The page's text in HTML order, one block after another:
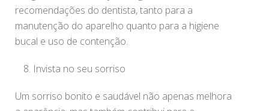
recomendações do dentista, tanto para a
manutenção do aparelho quanto para a higiene
bucal e uso de contenção.
Invista no seu sorriso
Um sorriso bonito e saudável não apenas melhora